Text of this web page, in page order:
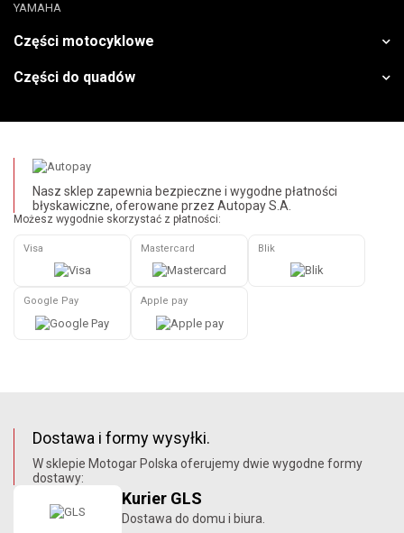
YAMAHA
Części motocyklowe
Części do quadów
Nasz sklep zapewnia bezpieczne i wygodne płatności
błyskawiczne, oferowane przez Autopay S.A.
Możesz wygodnie skorzystać z płatności:
Visa Mastercard Blik
Google Pay Apple pay
Dostawa i formy wysyłki.
W sklepie Motogar Polska oferujemy dwie wygodne formy
dostawy:
Kurier GLS
Dostawa do domu i biura.